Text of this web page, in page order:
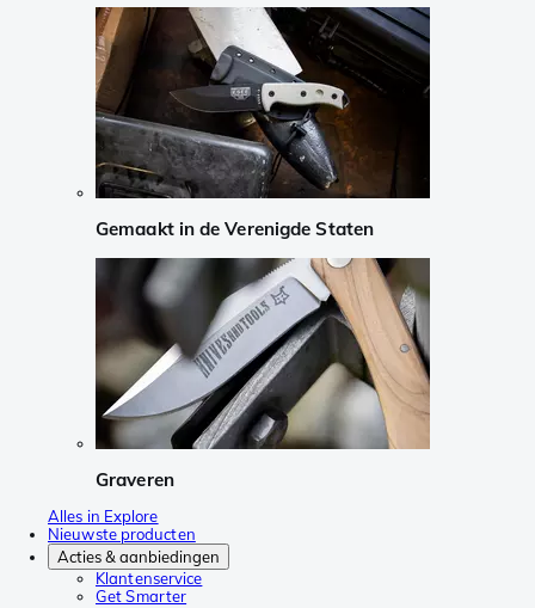
Gemaakt in de Verenigde Staten
Graveren
Alles in Explore
Nieuwste producten
Acties & aanbiedingen
Klantenservice
Get Smarter